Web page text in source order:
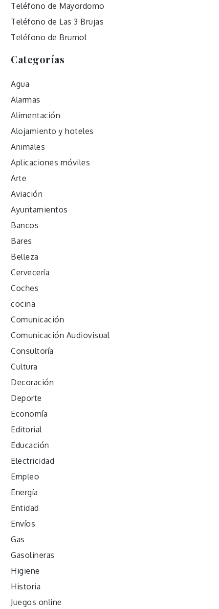
Teléfono de Mayordomo
Teléfono de Las 3 Brujas
Teléfono de Brumol
Categorías
Agua
Alarmas
Alimentación
Alojamiento y hoteles
Animales
Aplicaciones móviles
Arte
Aviación
Ayuntamientos
Bancos
Bares
Belleza
Cervecería
Coches
cocina
Comunicación
Comunicación Audiovisual
Consultoría
Cultura
Decoración
Deporte
Economía
Editorial
Educación
Electricidad
Empleo
Energía
Entidad
Envíos
Gas
Gasolineras
Higiene
Historia
Juegos online